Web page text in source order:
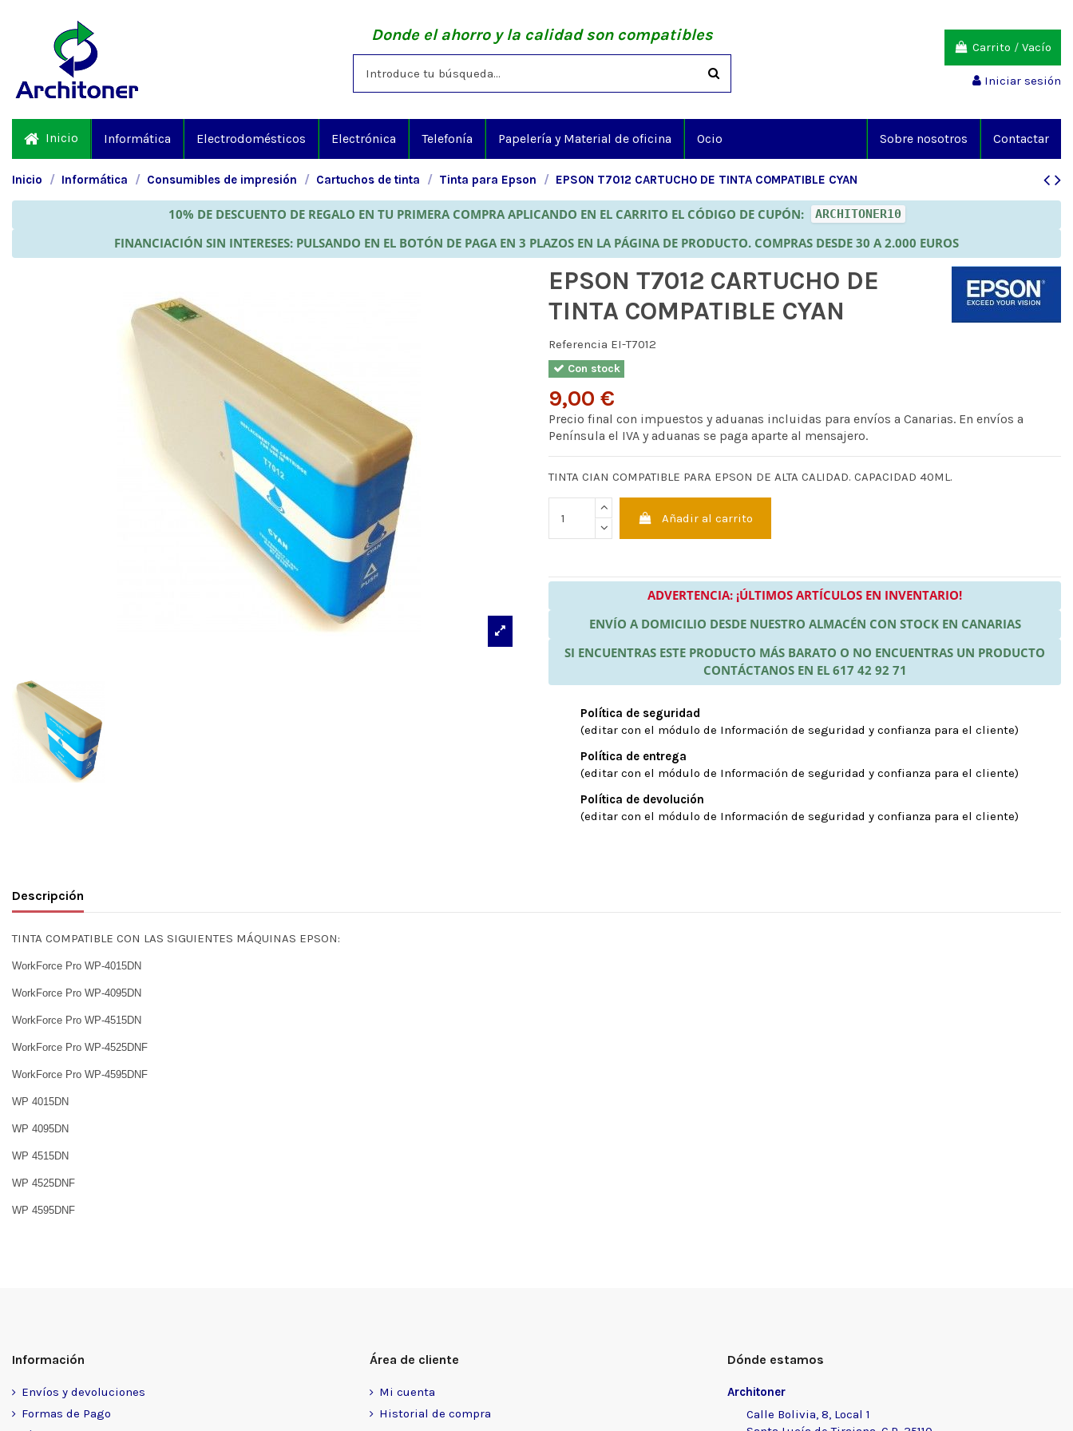
Donde el ahorro y la calidad son compatibles
Carrito / Vacío
Iniciar sesión
Inicio Informática Electrodomésticos Electrónica Telefonía Papelería y Material de oficina Ocio Contactar
Sobre nosotros
Inicio Informática Consumibles de impresión Cartuchos de tinta Tinta para Epson EPSON T7012 CARTUCHO DE TINTA COMPATIBLE CYAN
10% DE DESCUENTO DE REGALO EN TU PRIMERA COMPRA APLICANDO EN EL CARRITO EL CÓDIGO DE CUPÓN: ARCHITONER10
FINANCIACIÓN SIN INTERESES: PULSANDO EN EL BOTÓN DE PAGA EN 3 PLAZOS EN LA PÁGINA DE PRODUCTO. COMPRAS DESDE 30 A 2.000 EUROS
EPSON T7012 CARTUCHO DE
TINTA COMPATIBLE CYAN
Referencia EI-T7012
Con stock
9,00 €
Precio final con impuestos y aduanas incluidas para envíos a Canarias. En envíos a
Península el IVA y aduanas se paga aparte al mensajero.
TINTA CIAN COMPATIBLE PARA EPSON DE ALTA CALIDAD. CAPACIDAD 40ML.
Añadir al carrito
ADVERTENCIA: ¡ÚLTIMOS ARTÍCULOS EN INVENTARIO!
ENVÍO A DOMICILIO DESDE NUESTRO ALMACÉN CON STOCK EN CANARIAS
SI ENCUENTRAS ESTE PRODUCTO MÁS BARATO O NO ENCUENTRAS UN PRODUCTO
CONTÁCTANOS EN EL 617 42 92 71
Política de seguridad
(editar con el módulo de Información de seguridad y confianza para el cliente)
Política de entrega
(editar con el módulo de Información de seguridad y confianza para el cliente)
Política de devolución
(editar con el módulo de Información de seguridad y confianza para el cliente)
Descripción
TINTA COMPATIBLE CON LAS SIGUIENTES MÁQUINAS EPSON:
WorkForce Pro WP-4015DN
WorkForce Pro WP-4095DN
WorkForce Pro WP-4515DN
WorkForce Pro WP-4525DNF
WorkForce Pro WP-4595DNF
WP 4015DN
WP 4095DN
WP 4515DN
WP 4525DNF
WP 4595DNF
Información
Envíos y devoluciones
Formas de Pago
Área de cliente
Mi cuenta
Historial de compra
Dónde estamos
Architoner
Calle Bolivia, 8, Local 1